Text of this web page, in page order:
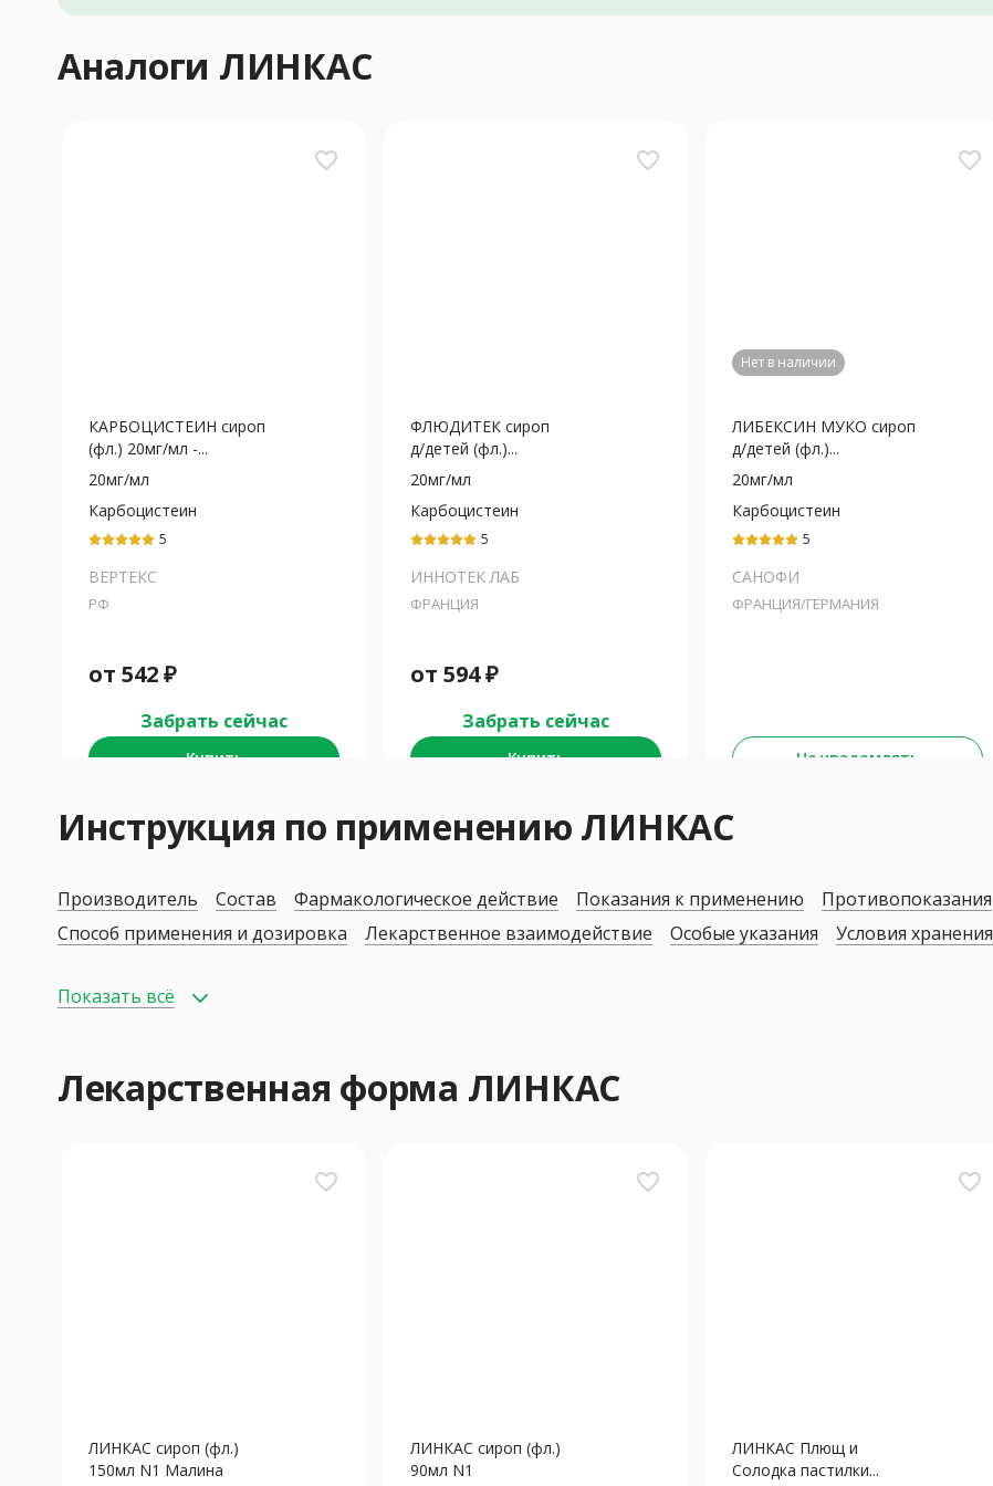
Аналоги ЛИНКАС
favorite_border
КАРБОЦИСТЕИН сироп
(фл.) 20мг/мл -...
20мг/мл
Карбоцистеин
5
ВЕРТЕКС
РФ
от 542₽
Забрать сейчас
Купить
favorite_border
ФЛЮДИТЕК сироп
д/детей (фл.)...
20мг/мл
Карбоцистеин
5
ИННОТЕК ЛАБ
ФРАНЦИЯ
от 594₽
Забрать сейчас
Купить
favorite_border
Нет в наличии
ЛИБЕКСИН МУКО сироп
д/детей (фл.)...
20мг/мл
Карбоцистеин
5
САНОФИ
ФРАНЦИЯ/ГЕРМАНИЯ
Не уведомлять
Инструкция по применению ЛИНКАС
Производитель Состав Фармакологическое действие Показания к применению Противопоказания
Способ применения и дозировка
Лекарственное взаимодействие Особые указания Условия хранения
Показать всё
Лекарственная форма ЛИНКАС
favorite_border
ЛИНКАС сироп (фл.)
150мл N1 Малина
favorite_border
ЛИНКАС сироп (фл.)
90мл N1
favorite_border
ЛИНКАС Плющ и
Солодка пастилки...